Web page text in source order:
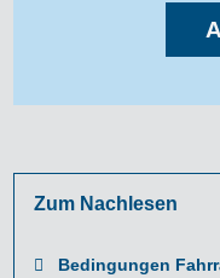
Zum Nachlesen
Bedingungen